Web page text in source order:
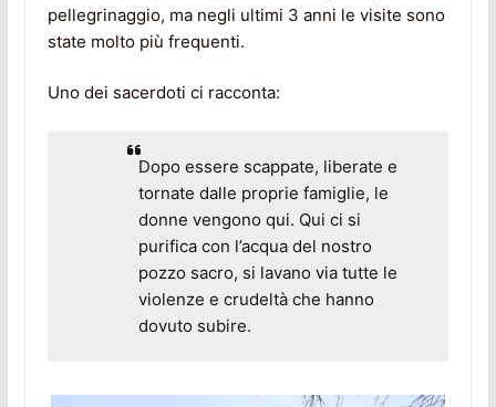
pellegrinaggio, ma negli ultimi 3 anni le visite sono
state molto più frequenti.
Uno dei sacerdoti ci racconta:
Dopo essere scappate, liberate e
tornate dalle proprie famiglie, le
donne vengono qui. Qui ci si
purifica con l’acqua del nostro
pozzo sacro, si lavano via tutte le
violenze e crudeltà che hanno
dovuto subire.